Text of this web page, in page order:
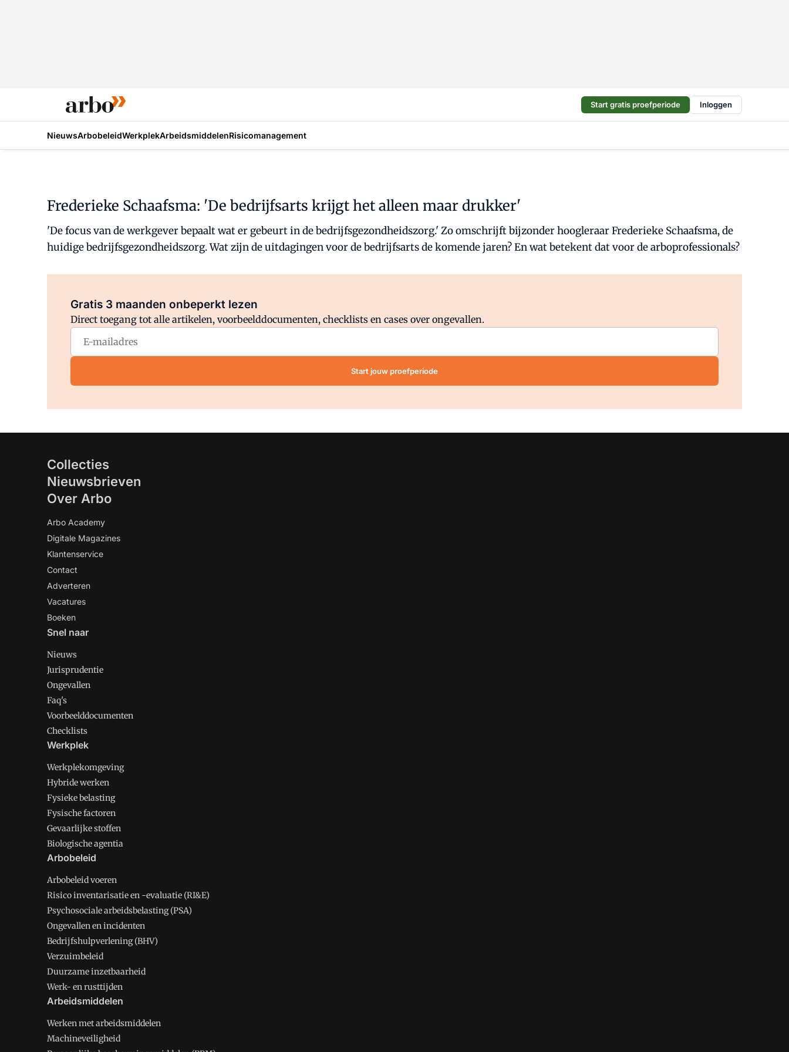
Start gratis proefperiode Inloggen
NieuwsArbobeleidWerkplekArbeidsmiddelenRisicomanagement
Frederieke Schaafsma: 'De bedrijfsarts krijgt het alleen maar drukker'
'De focus van de werkgever bepaalt wat er gebeurt in de bedrijfsgezondheidszorg.' Zo omschrijft bijzonder hoogleraar Frederieke Schaafsma, de
huidige bedrijfsgezondheidszorg. Wat zijn de uitdagingen voor de bedrijfsarts de komende jaren? En wat betekent dat voor de arboprofessionals?
Gratis 3 maanden onbeperkt lezen
Direct toegang tot alle artikelen, voorbeelddocumenten, checklists en cases over ongevallen.
Start jouw proefperiode
Collecties
Nieuwsbrieven
Over Arbo
Arbo Academy
Digitale Magazines
Klantenservice
Contact
Adverteren
Vacatures
Boeken
Snel naar
Nieuws
Jurisprudentie
Ongevallen
Faq's
Voorbeelddocumenten
Checklists
Werkplek
Werkplekomgeving
Hybride werken
Fysieke belasting
Fysische factoren
Gevaarlijke stoffen
Biologische agentia
Arbobeleid
Arbobeleid voeren
Risico inventarisatie en -evaluatie (RI&E)
Psychosociale arbeidsbelasting (PSA)
Ongevallen en incidenten
Bedrijfshulpverlening (BHV)
Verzuimbeleid
Duurzame inzetbaarheid
Werk- en rusttijden
Arbeidsmiddelen
Werken met arbeidsmiddelen
Machineveiligheid